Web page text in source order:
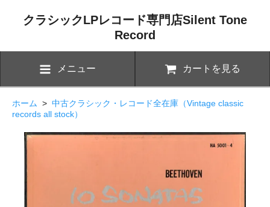
クラシックLPレコード専門店Silent Tone
Record
メニュー カートを見る
ホーム > 中古クラシック・レコード全在庫（Vintage classic
records all stock）